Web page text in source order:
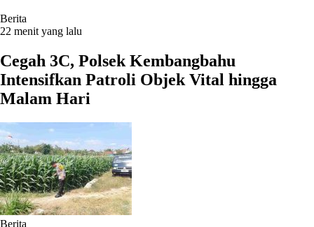
Berita
22 menit yang lalu
Cegah 3C, Polsek Kembangbahu
Intensifkan Patroli Objek Vital hingga
Malam Hari
Berita